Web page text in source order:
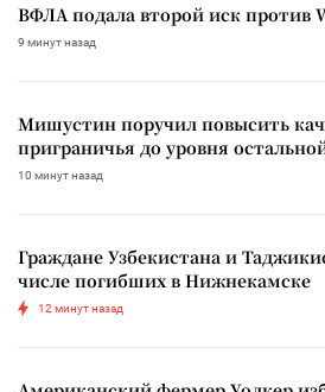
ВФЛА подала второй иск против
9 минут назад
Мишустин поручил повысить
приграничья до уровня
10 минут назад
Граждане Узбекистана и
числе погибших в Нижнекамске
12 минут назад